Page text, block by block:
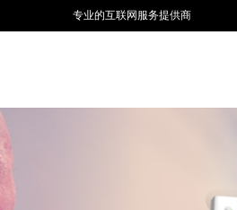
专业的互联网服务提供商